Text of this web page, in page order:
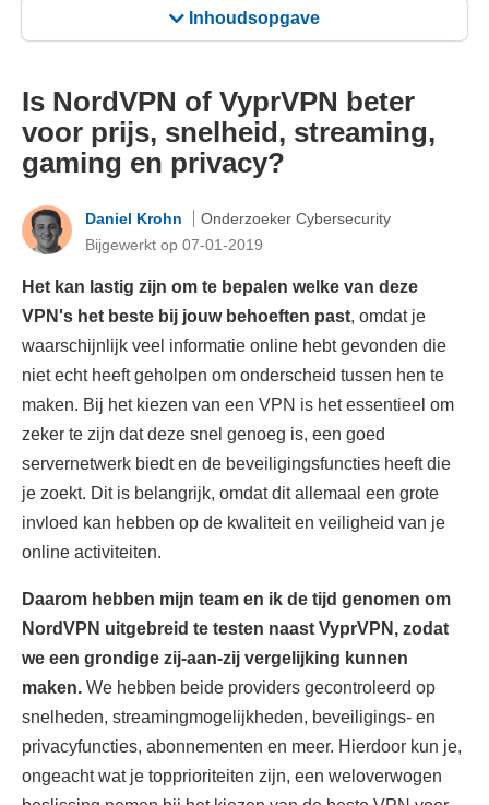
Inhoudsopgave
Is NordVPN of VyprVPN beter
voor prijs, snelheid, streaming,
gaming en privacy?
Daniel Krohn
Onderzoeker Cybersecurity
Bijgewerkt op 07-01-2019
Het kan lastig zijn om te bepalen welke van deze
VPN's het beste bij jouw behoeften past, omdat je
waarschijnlijk veel informatie online hebt gevonden die
niet echt heeft geholpen om onderscheid tussen hen te
maken. Bij het kiezen van een VPN is het essentieel om
zeker te zijn dat deze snel genoeg is, een goed
servernetwerk biedt en de beveiligingsfuncties heeft die
je zoekt. Dit is belangrijk, omdat dit allemaal een grote
invloed kan hebben op de kwaliteit en veiligheid van je
online activiteiten.
Daarom hebben mijn team en ik de tijd genomen om
NordVPN uitgebreid te testen naast VyprVPN, zodat
we een grondige zij-aan-zij vergelijking kunnen
maken. We hebben beide providers gecontroleerd op
snelheden, streamingmogelijkheden, beveiligings- en
privacyfuncties, abonnementen en meer. Hierdoor kun je,
ongeacht wat je topprioriteiten zijn, een weloverwogen